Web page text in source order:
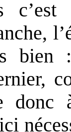
donc